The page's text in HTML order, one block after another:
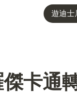
遊迪士
卡通